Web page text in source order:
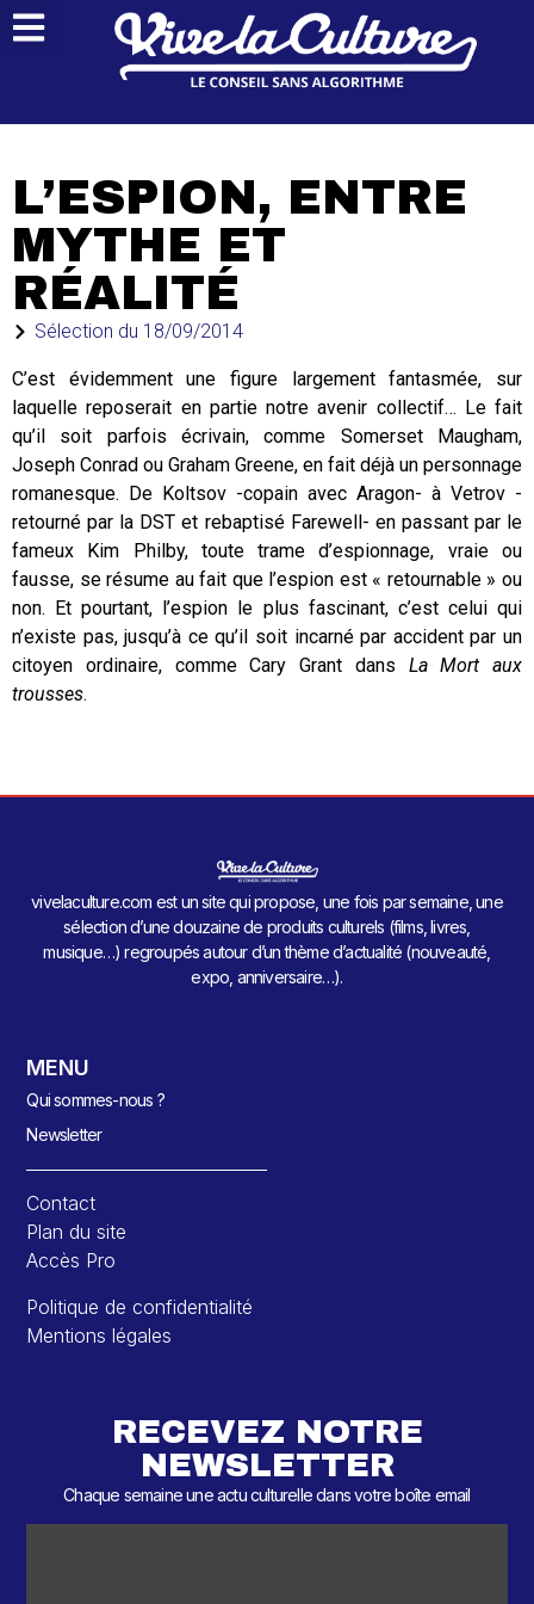
L’ESPION, ENTRE
MYTHE ET
RÉALITÉ
Sélection du 18/09/2014
C’est évidemment une figure largement fantasmée, sur
laquelle reposerait en partie notre avenir collectif… Le fait
qu’il soit parfois écrivain, comme Somerset Maugham,
Joseph Conrad ou Graham Greene, en fait déjà un personnage
romanesque. De Koltsov -copain avec Aragon- à Vetrov -
retourné par la DST et rebaptisé Farewell- en passant par le
fameux Kim Philby, toute trame d’espionnage, vraie ou
fausse, se résume au fait que l’espion est « retournable » ou
non. Et pourtant, l’espion le plus fascinant, c’est celui qui
n’existe pas, jusqu’à ce qu’il soit incarné par accident par un
citoyen ordinaire, comme Cary Grant dans La Mort aux
trousses.
vivelaculture.com est un site qui propose, une fois par semaine, une
sélection d’une douzaine de produits culturels (films, livres,
musique…) regroupés autour d’un thème d’actualité (nouveauté,
expo, anniversaire…).
MENU
Qui sommes-nous ?
Newsletter
Contact
Plan du site
Accès Pro
Politique de confidentialité
Mentions légales
RECEVEZ NOTRE
NEWSLETTER
Chaque semaine une actu culturelle dans votre boîte email